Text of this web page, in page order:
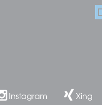
Instagram Xing